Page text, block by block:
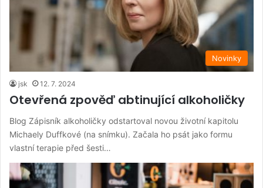
Novinky
jsk 12. 7. 2024
Otevřená zpověď abtinující alkoholičky
Blog Zápisník alkoholičky odstartoval novou životní kapitolu
Michaely Duffkové (na snímku). Začala ho psát jako formu
vlastní terapie před šesti…